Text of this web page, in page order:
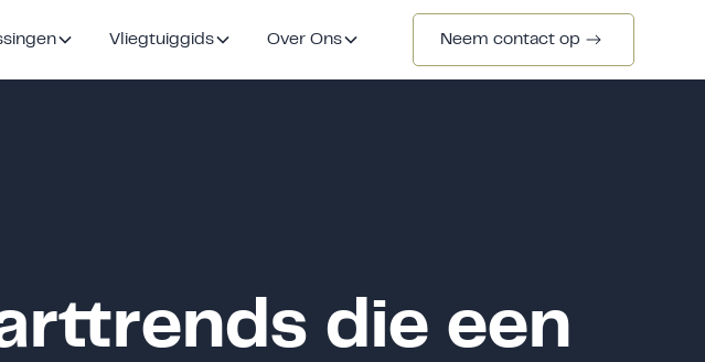
Vliegtuiggids Over Ons Neem contact op
die een